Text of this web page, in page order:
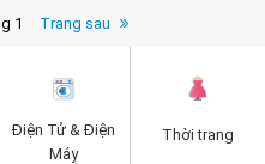
1 Trang sau
Điện Tử & Điện
Máy
Thời trang